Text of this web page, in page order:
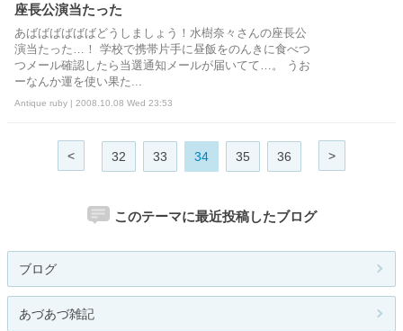
座長公演当たった
あばばばばばばどうしましょう！水樹奈々さんの座長公
演当たった…！ 学校で携帯片手に昼飯をのんきに食べつ
つメール確認したら当選通知メールが届いてて…。 うお
ーなんか運を使い果た...
Antique ruby | 2008.10.08 Wed 23:53
< 32 33 34 35 36 >
このテーマに最近投稿したブログ
ブログ
あづあづ雑記